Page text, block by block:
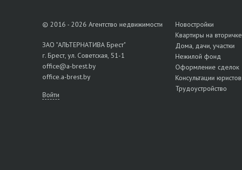
© 2016 - 2026 Агентство недвижимости
ЗАО "АЛЬТЕРНАТИВА Брест"
г. Брест, ул. Советская, 51-1
office@a-brest.by
office.a-brest.by
Войти
Новостройки
Квартиры на вторичке
Дома, дачи, участки
Нежилой фонд
Оформление сделок
Консультации юристов
Трудоустройство